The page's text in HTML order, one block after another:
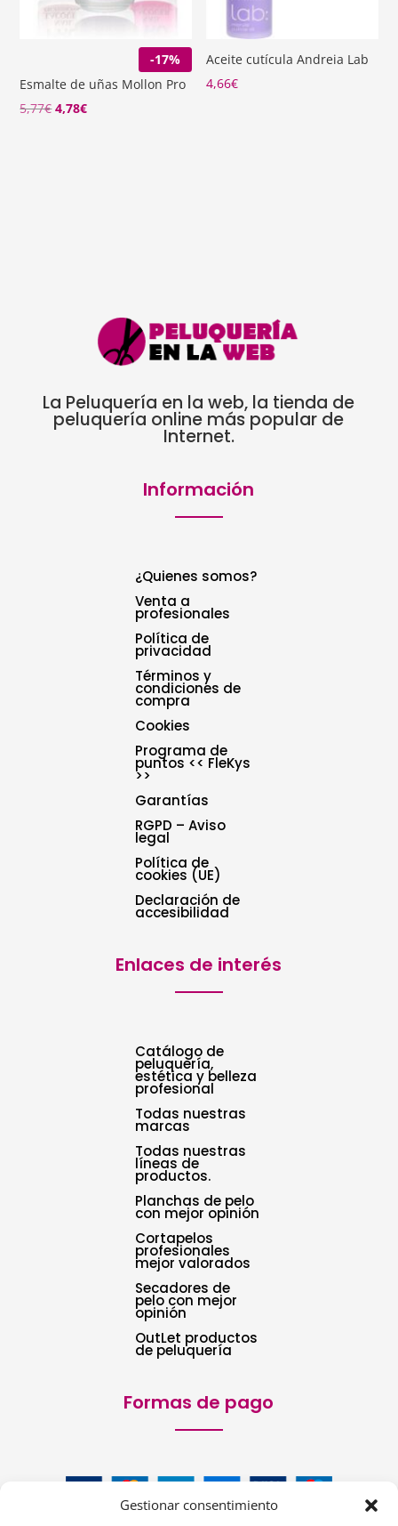
Gestionar consentimiento
-17%
Esmalte de uñas Mollon Pro
5,77€El
4,78€El
Aceite cutícula Andreia Lab
4,66€
La Peluquería en la web, la tienda de
peluquería online más popular de
Internet.
Información
¿Quienes somos?
Venta a
profesionales
Política de
privacidad
Términos y
condiciones de
compra
Cookies
Programa de
puntos << FleKys
>>
Garantías
RGPD – Aviso
legal
Política de
cookies (UE)
Declaración de
accesibilidad
Enlaces de interés
Catálogo de
peluquería,
estética y belleza
profesional
Todas nuestras
marcas
Todas nuestras
líneas de
productos.
Planchas de pelo
con mejor opinión
Cortapelos
profesionales
mejor valorados
Secadores de
pelo con mejor
opinión
OutLet productos
de peluquería
Formas de pago